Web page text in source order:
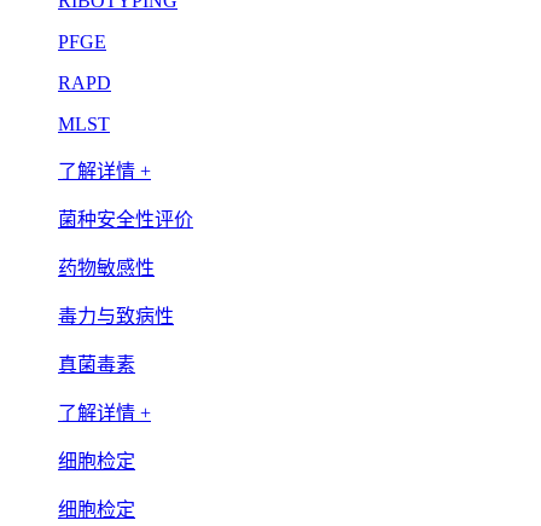
PFGE
RAPD
MLST
了解详情 +
菌种安全性评价
药物敏感性
毒力与致病性
真菌毒素
了解详情 +
细胞检定
细胞检定